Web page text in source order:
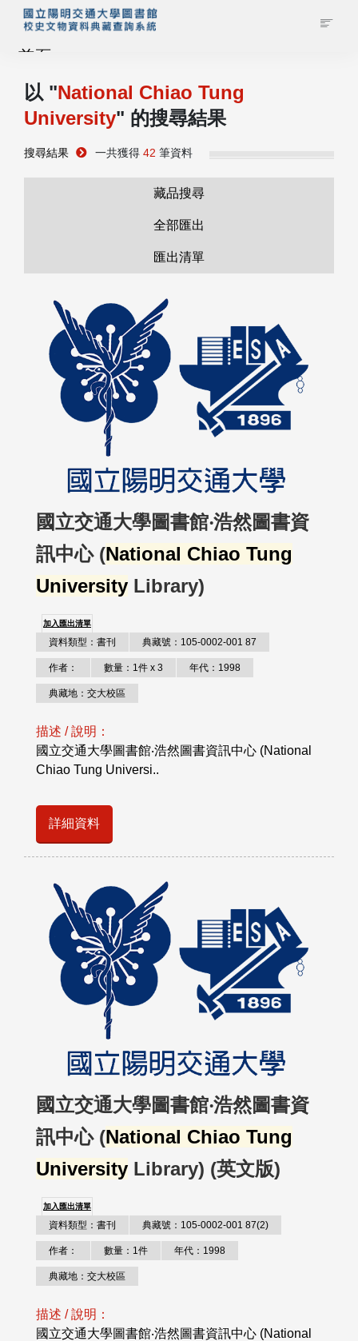
首頁
藏品查詢
校史館簡介
管理者登入
以 "National Chiao Tung
University" 的搜尋結果
搜尋結果 一共獲得 42 筆資料
藏品搜尋
全部匯出
匯出清單
國立交通大學圖書館‧浩然圖書資
訊中心 (National Chiao Tung
University Library)
加入匯出清單
資料類型：書刊 典藏號：105-0002-001 87
作者： 數量：1件 x 3 年代：1998
典藏地：交大校區
描述 / 說明：
國立交通大學圖書館‧浩然圖書資訊中心 (National
Chiao Tung Universi..
詳細資料
國立交通大學圖書館‧浩然圖書資
訊中心 (National Chiao Tung
University Library) (英文版)
加入匯出清單
資料類型：書刊 典藏號：105-0002-001 87(2)
作者： 數量：1件 年代：1998
典藏地：交大校區
描述 / 說明：
國立交通大學圖書館‧浩然圖書資訊中心 (National